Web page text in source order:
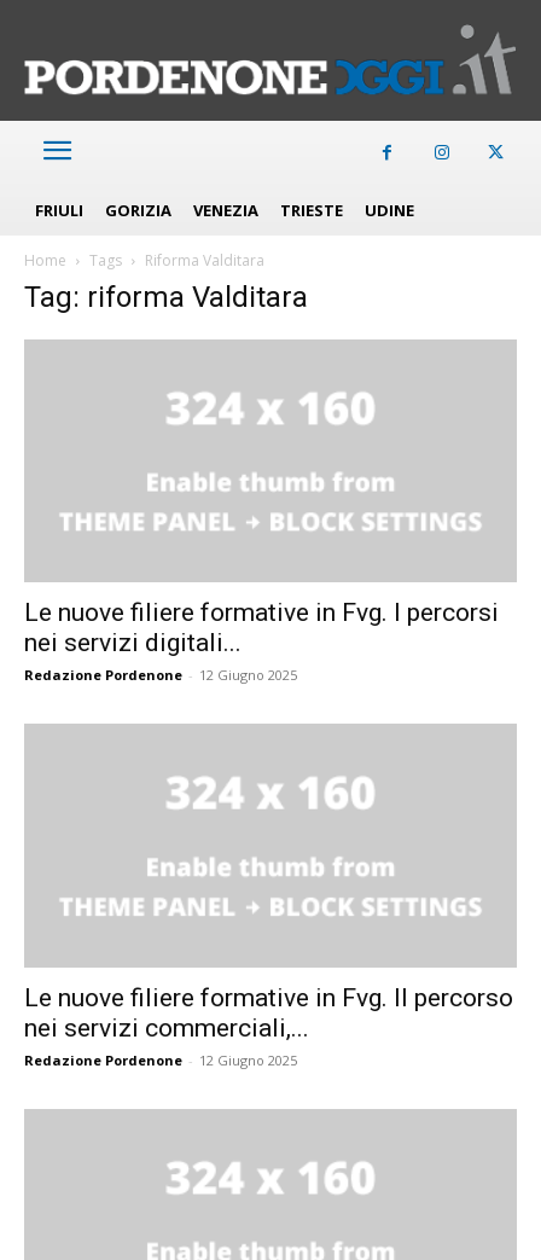
FRIULI GORIZIA VENEZIA TRIESTE UDINE
Home Tags Riforma Valditara
Tag: riforma Valditara
Le nuove filiere formative in Fvg. I percorsi
nei servizi digitali...
Redazione Pordenone - 12 Giugno 2025
Le nuove filiere formative in Fvg. Il percorso
nei servizi commerciali,...
Redazione Pordenone - 12 Giugno 2025